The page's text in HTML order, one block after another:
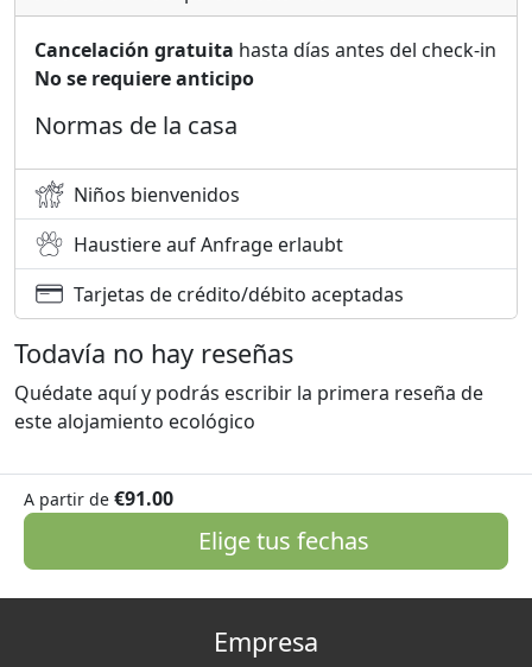
Cancelación gratuita hasta días antes del check-in
No se requiere anticipo
Normas de la casa
Niños bienvenidos
Haustiere auf Anfrage erlaubt
Tarjetas de crédito/débito aceptadas
Todavía no hay reseñas
Quédate aquí y podrás escribir la primera reseña de
este alojamiento ecológico
A partir de €91.00
Elige tus fechas
Empresa